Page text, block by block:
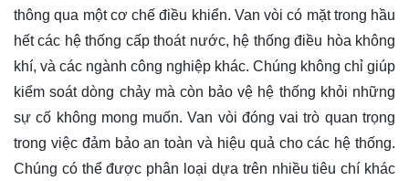
thông qua một cơ chế điều khiển. Van vòi có mặt trong hầu
hết các hệ thống cấp thoát nước, hệ thống điều hòa không
khí, và các ngành công nghiệp khác. Chúng không chỉ giúp
kiểm soát dòng chảy mà còn bảo vệ hệ thống khỏi những
sự cố không mong muốn. Van vòi đóng vai trò quan trọng
trong việc đảm bảo an toàn và hiệu quả cho các hệ thống.
Chúng có thể được phân loại dựa trên nhiều tiêu chí khác